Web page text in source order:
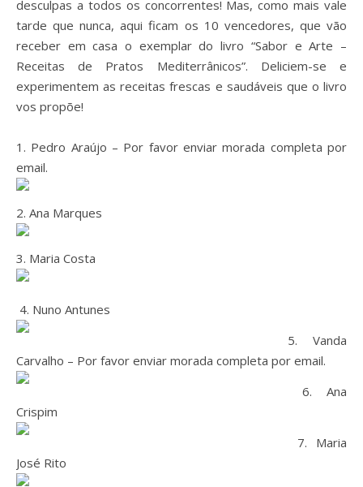
desculpas a todos os concorrentes! Mas, como mais vale
tarde que nunca, aqui ficam os 10 vencedores, que vão
receber em casa o exemplar do livro “Sabor e Arte –
Receitas de Pratos Mediterrânicos”. Deliciem-se e
experimentem as receitas frescas e saudáveis que o livro
vos propõe!
1. Pedro Araújo – Por favor enviar morada completa por
email.
2. Ana Marques
3. Maria Costa
4. Nuno Antunes
5. Vanda
Carvalho – Por favor enviar morada completa por email.
6. Ana
Crispim
7. Maria
José Rito